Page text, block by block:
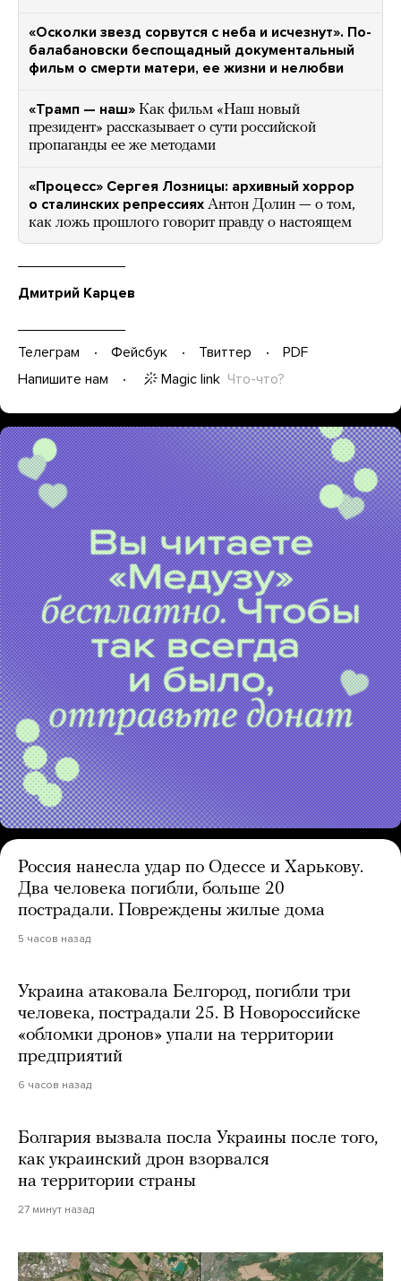
«Осколки звезд сорвутся с неба и исчезнут». По-
балабановски беспощадный документальный
фильм о смерти матери, ее жизни и нелюбви
«Трамп — наш» Как фильм «Наш новый
президент» рассказывает о сути российской
пропаганды ее же методами
«Процесс» Сергея Лозницы: архивный хоррор
о сталинских репрессиях Антон Долин — о том,
как ложь прошлого говорит правду о настоящем
Дмитрий Карцев
Телеграм Фейсбук Твиттер
PDF
Напишите нам
Magic link Что-что?
Россия нанесла удар по Одессе и Харькову.
Два человека погибли, больше 20
пострадали. Повреждены жилые дома
5 часов назад
Украина атаковала Белгород, погибли три
человека, пострадали 25. В Новороссийске
«обломки дронов» упали на территории
предприятий
6 часов назад
Болгария вызвала посла Украины после того,
как украинский дрон взорвался
на территории страны
27 минут назад